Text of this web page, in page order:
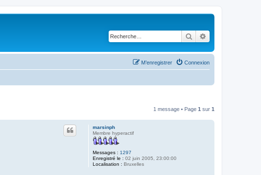
Rechercher
Connexion
M’enregistrer
1 message • Page 1 sur 1
marsinph
Membre hyperactif
Messages : 1297
Enregistré le : 02 juin 2005, 23:00:00
Localisation : Bruxelles